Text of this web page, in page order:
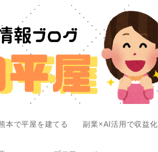
本で平屋を建てる 副業×AI活用で収益化